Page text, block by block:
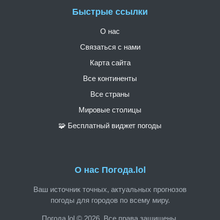
О нас Погода.lol
Ваш источник точных, актуальных прогнозов
погоды для городов по всему миру.
Погода.lol © 2026. Все права защищены.
Быстрые ссылки
О нас
Связаться с нами
Карта сайта
Все континенты
Все страны
Мировые столицы
🧩 Бесплатный виджет погоды